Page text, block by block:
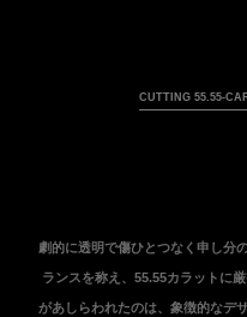
CUTTING 55.55-
劇的に透明で傷ひとつなく申し分
ランスを称え、55.55カラットに
があしらわれたのは、象徴的なデ